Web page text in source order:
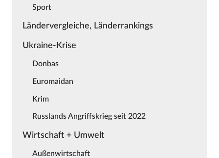
Sport
Ländervergleiche, Länderrankings
Ukraine-Krise
Donbas
Euromaidan
Krim
Russlands Angriffskrieg seit 2022
Wirtschaft + Umwelt
Außenwirtschaft